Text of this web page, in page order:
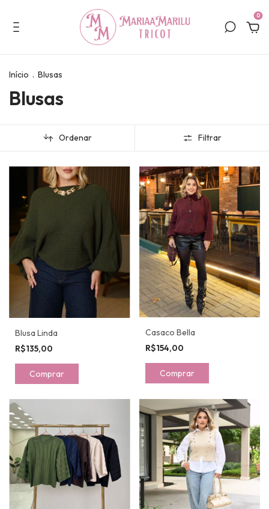
0
Início . Blusas
Blusas
Ordenar Filtrar
Blusa Linda
R$135,00
Comprar
Casaco Bella
R$154,00
Comprar